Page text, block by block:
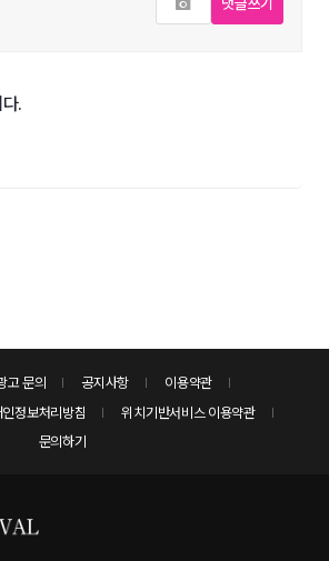
.
고 문의 공지사항
이용약관
인정보처리방침
위치기반서비스 이용약관
문의하기